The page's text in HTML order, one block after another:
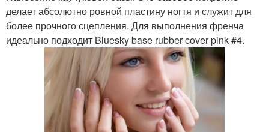
делает абсолютно ровной пластину ногтя и служит для
более прочного сцепления. Для выполнения френча
идеально подходит Bluesky base rubber cover pink #4.